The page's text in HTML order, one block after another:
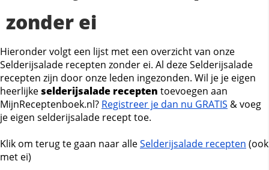
zonder ei
Hieronder volgt een lijst met een overzicht van onze
Selderijsalade recepten zonder ei. Al deze Selderijsalade
recepten zijn door onze leden ingezonden. Wil je je eigen
heerlijke selderijsalade recepten toevoegen aan
MijnReceptenboek.nl? Registreer je dan nu GRATIS & voeg
je eigen selderijsalade recept toe.
Klik om terug te gaan naar alleSelderijsalade recepten (ook
met ei)